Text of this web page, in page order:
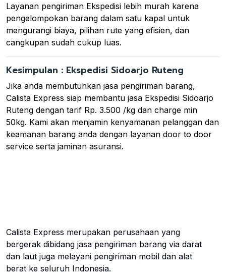
Layanan pengiriman Ekspedisi lebih murah karena
pengelompokan barang dalam satu kapal untuk
mengurangi biaya, pilihan rute yang efisien, dan
cangkupan sudah cukup luas.
Kesimpulan : Ekspedisi Sidoarjo Ruteng
Jika anda membutuhkan jasa pengiriman barang,
Calista Express siap membantu jasa Ekspedisi Sidoarjo
Ruteng dengan tarif Rp. 3.500 /kg dan charge min
50kg. Kami akan menjamin kenyamanan pelanggan dan
keamanan barang anda dengan layanan door to door
service serta jaminan asuransi.
Calista Express merupakan perusahaan yang
bergerak dibidang jasa pengiriman barang via darat
dan laut juga melayani pengiriman mobil dan alat
berat ke seluruh Indonesia.